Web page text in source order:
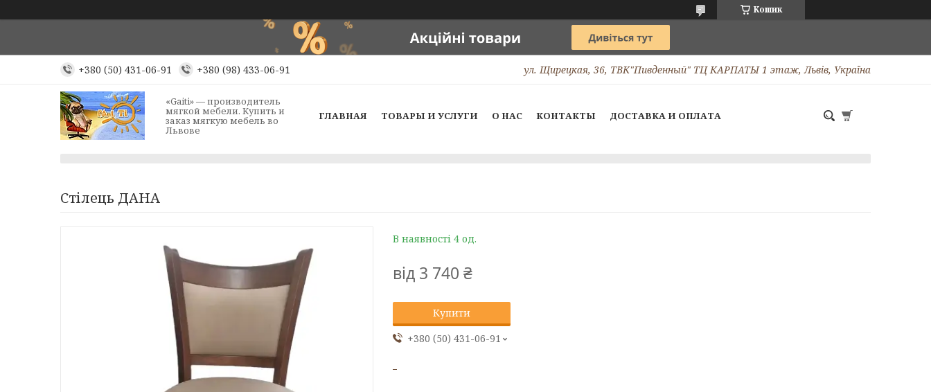
Кошик
+380 (50) 431-06-91 +380 (98) 433-06-91 ул. Щирецкая, 36, ТВК"Пивденный" ТЦ КАРПАТЫ 1 этаж, Львів, Україна
«Gaiti» — производитель
мягкой мебели. Купить и
заказ мягкую мебель во
Львове
ГЛАВНАЯ ТОВАРЫ И УСЛУГИ О НАС КОНТАКТЫ ДОСТАВКА И ОПЛАТА
Стілець ДАНА
В наявності 4 од.
від 3 740 ₴
Купити
+380 (50) 431-06-91